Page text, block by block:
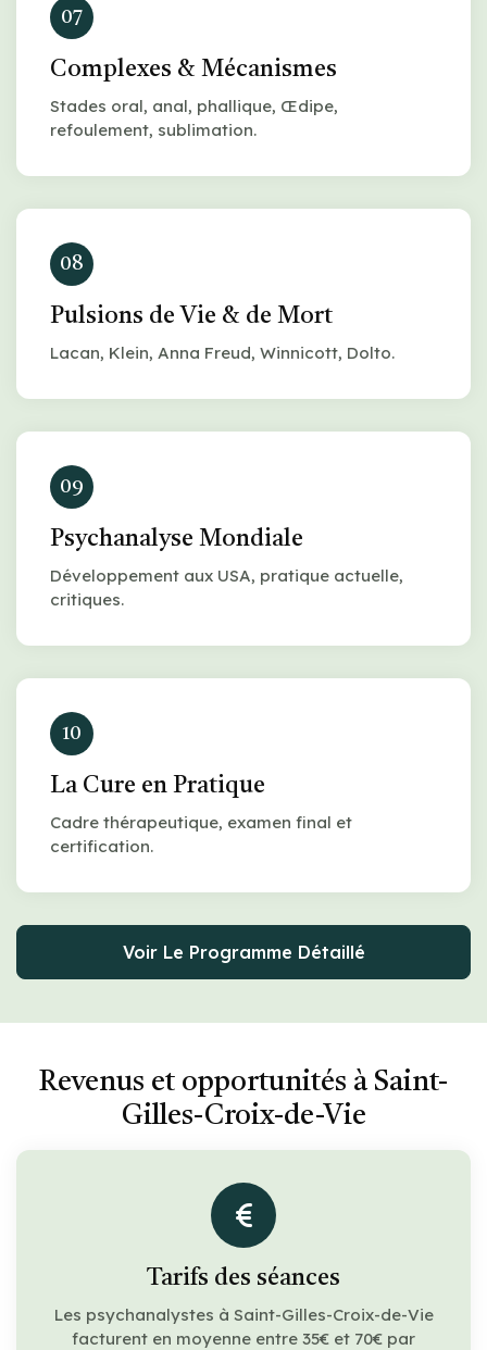
07
Complexes & Mécanismes
Stades oral, anal, phallique, Œdipe,
refoulement, sublimation.
08
Pulsions de Vie & de Mort
Lacan, Klein, Anna Freud, Winnicott, Dolto.
09
Psychanalyse Mondiale
Développement aux USA, pratique actuelle,
critiques.
10
La Cure en Pratique
Cadre thérapeutique, examen final et
certification.
Voir Le Programme Détaillé
Revenus et opportunités à Saint-
Gilles-Croix-de-Vie
Tarifs des séances
Les psychanalystes à Saint-Gilles-Croix-de-Vie
facturent en moyenne entre 35€ et 70€ par